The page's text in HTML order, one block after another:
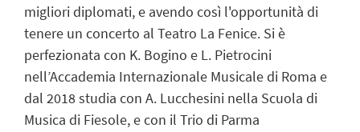
migliori diplomati, e avendo così l'opportunità di
tenere un concerto al Teatro La Fenice. Si è
perfezionata con K. Bogino e L. Pietrocini
nell’Accademia Internazionale Musicale di Roma e
dal 2018 studia con A. Lucchesini nella Scuola di
Musica di Fiesole, e con il Trio di Parma